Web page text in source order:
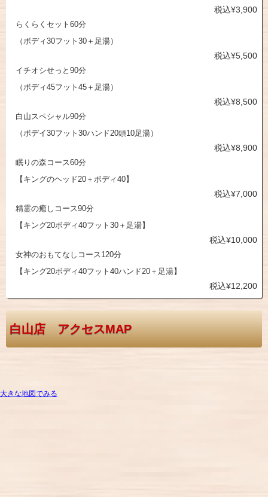
税込¥3,900
らくらくセット60分
（ボディ30フット30＋足湯）
税込¥5,500
イチオシせっと90分
（ボディ45フット45＋足湯）
税込¥8,500
白山スペシャル90分
（ボデイ30フット30ハンド20頭10足湯）
税込¥8,900
眠りの森コース60分
【キングのヘッド20＋ボディ40】
税込¥7,000
精霊の癒しコース90分
【キング20ボディ40フット30＋足湯】
税込¥10,000
女神のおもてなしコース120分
【キング20ボディ40フット40ハンド20＋足湯】
税込¥12,200
白山店 アクセスMAP
大きな地図でみる